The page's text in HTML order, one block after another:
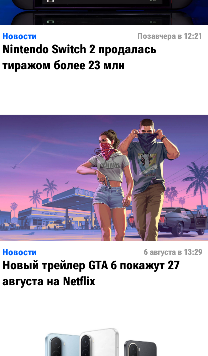
Новости Позавчера в 12:21
Nintendo Switch 2 продалась
тиражом более 23 млн
Новости 6 августа в 13:29
Новый трейлер GTA 6 покажут 27
августа на Netflix